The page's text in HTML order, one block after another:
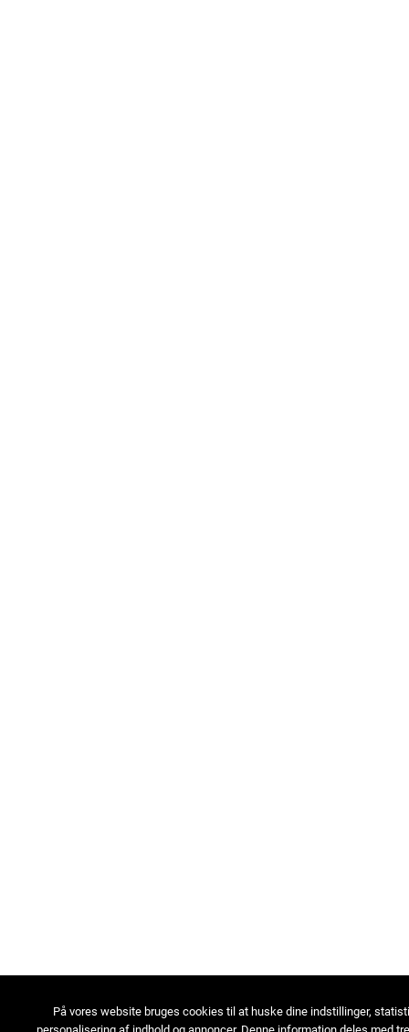
På vores website bruges cookies til at huske dine indstillinger,